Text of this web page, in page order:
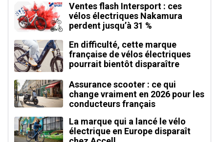
Ventes flash Intersport : ces
vélos électriques Nakamura
perdent jusqu’à 31 %
En difficulté, cette marque
française de vélos électriques
pourrait bientôt disparaître
Assurance scooter : ce qui
change vraiment en 2026 pour les
conducteurs français
La marque qui a lancé le vélo
électrique en Europe disparaît